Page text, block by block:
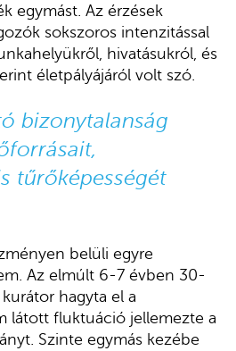
egymást. Az érzések
sokszoros intenzitással
hivatásukról, és
életpályájáról volt szó.
bizonytalanság
tűrőképességét
belüli egyre
Az elmúlt 6-7 évben 30-
hagyta el a
látott fluktuáció jellemezte a
Szinte egymás kezébe